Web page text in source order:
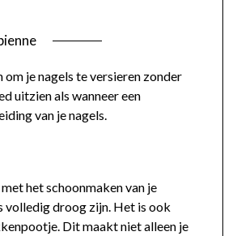
je nagels te versieren zonder
uitzien als wanneer een
van je nagels.
het schoonmaken van je
volledig droog zijn. Het is ook
Dit maakt niet alleen je